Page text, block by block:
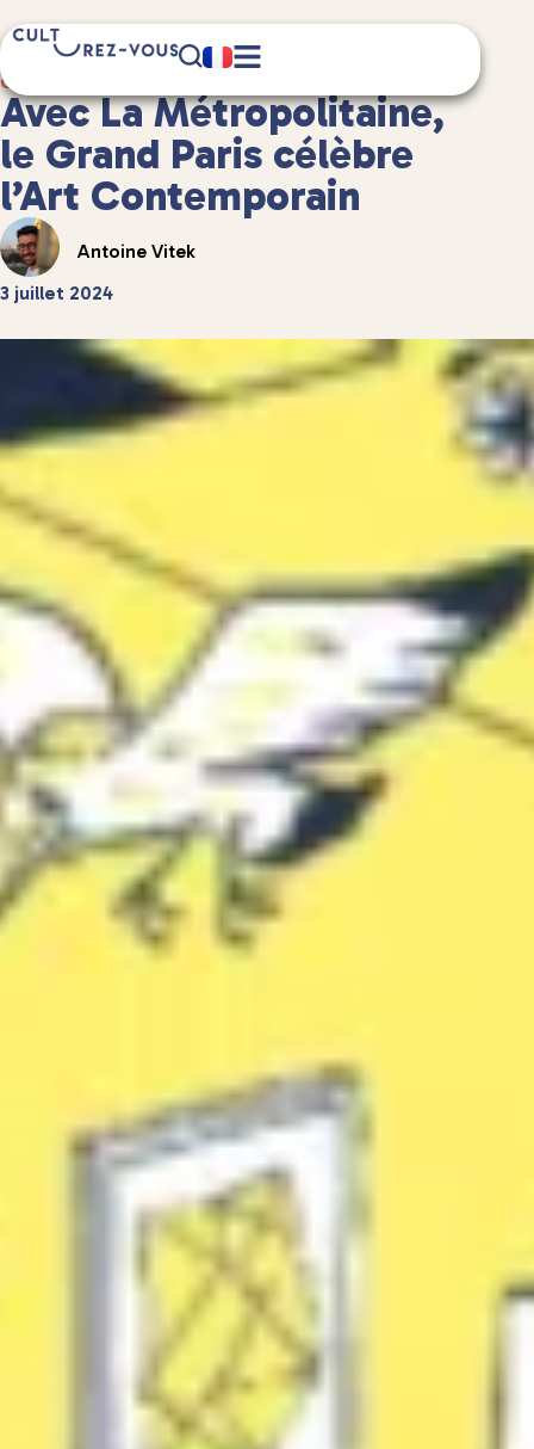
Culture
9 minute(s) de lecture
Avec La Métropolitaine,
le Grand Paris célèbre
l’Art Contemporain
Antoine Vitek
3 juillet 2024